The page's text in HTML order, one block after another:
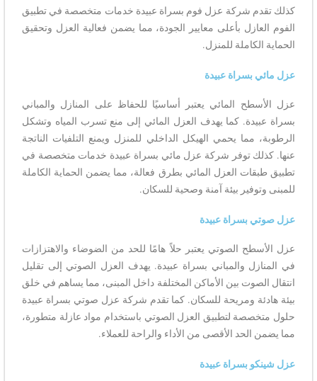
كذلك تقدم شركة عزل فوم بسراة عبيدة خدمات متخصصة في تطبيق
الفوم العازل بأعلى معايير الجودة، مما يضمن فعالية العزل وتحقيق
الحماية الكاملة للمنزل.
عزل مائي بسراة عبيدة
عزل الأسطح المائي يعتبر أساسيًا للحفاظ على المنازل والمباني
بسراة عبيدة. كما يهدف العزل المائي إلى منع تسرب المياه وتشكل
الرطوبة، مما يحمي الهيكل الداخلي للمنزل ويمنع التلفيات الناتجة
عنها. كذلك توفر شركة عزل مائي بسراة عبيدة خدمات متخصصة في
تطبيق طبقات العزل المائي بطرق فعالة، مما يضمن الحماية الكاملة
للمبنى وتوفير بيئة آمنة وصحية للسكان.
عزل صوتي بسراة عبيدة
عزل الأسطح الصوتي يعتبر حلاً هامًا للحد من الضوضاء والاهتزازات
في المنازل والمباني بسراة عبيدة. يهدف العزل الصوتي إلى تقليل
انتقال الصوت بين الأماكن المختلفة داخل المبنى، مما يساهم في خلق
بيئة هادئة ومريحة للسكان. كما تقدم شركة عزل صوتي بسراة عبيدة
حلول متخصصة لتطبيق العزل الصوتي باستخدام مواد عازلة متطورة،
مما يضمن الحد الأقصى من الأداء والراحة للعملاء.
عزل شينكو بسراة عبيدة